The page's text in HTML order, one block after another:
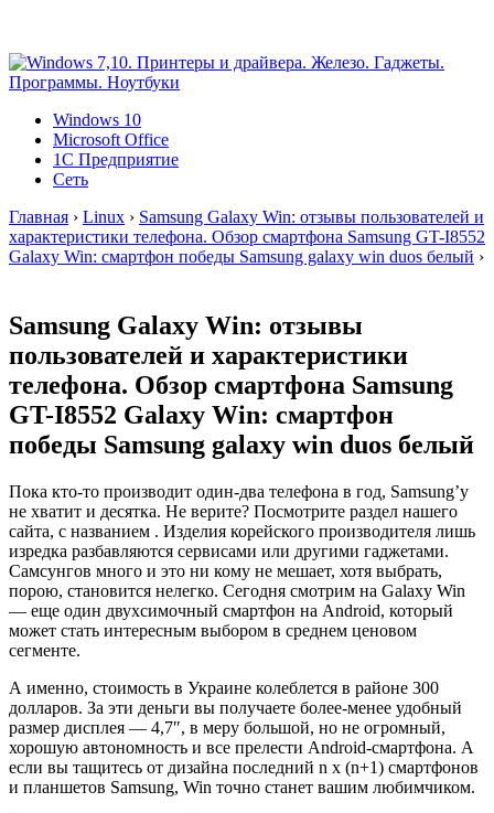
Windows 10
Microsoft Office
1C Предприятие
Сеть
Главная › Linux › Samsung Galaxy Win: отзывы пользователей и
характеристики телефона. Обзор смартфона Samsung GT-I8552
Galaxy Win: смартфон победы Samsung galaxy win duos белый ›
Samsung Galaxy Win: отзывы
пользователей и характеристики
телефона. Обзор смартфона Samsung
GT-I8552 Galaxy Win: смартфон
победы Samsung galaxy win duos белый
Пока кто-то производит один-два телефона в год, Samsung’у
не хватит и десятка. Не верите? Посмотрите раздел нашего
сайта, с названием . Изделия корейского производителя лишь
изредка разбавляются сервисами или другими гаджетами.
Самсунгов много и это ни кому не мешает, хотя выбрать,
порою, становится нелегко. Сегодня смотрим на Galaxy Win
— еще один двухсимочный смартфон на Android, который
может стать интересным выбором в среднем ценовом
сегменте.
А именно, стоимость в Украине колеблется в районе 300
долларов. За эти деньги вы получаете более-менее удобный
размер дисплея — 4,7″, в меру большой, но не огромный,
хорошую автономность и все прелести Android-смартфона. А
если вы тащитесь от дизайна последний n x (n+1) смартфонов
и планшетов Samsung, Win точно станет вашим любимчиком.